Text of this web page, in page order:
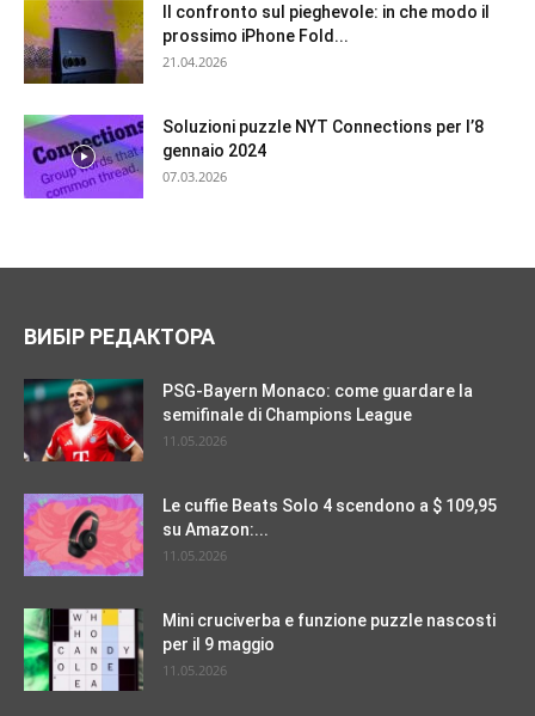
Il confronto sul pieghevole: in che modo il
prossimo iPhone Fold...
21.04.2026
Soluzioni puzzle NYT Connections per l’8
gennaio 2024
07.03.2026
ВИБІР РЕДАКТОРА
PSG-Bayern Monaco: come guardare la
semifinale di Champions League
11.05.2026
Le cuffie Beats Solo 4 scendono a $ 109,95
su Amazon:...
11.05.2026
Mini cruciverba e funzione puzzle nascosti
per il 9 maggio
11.05.2026